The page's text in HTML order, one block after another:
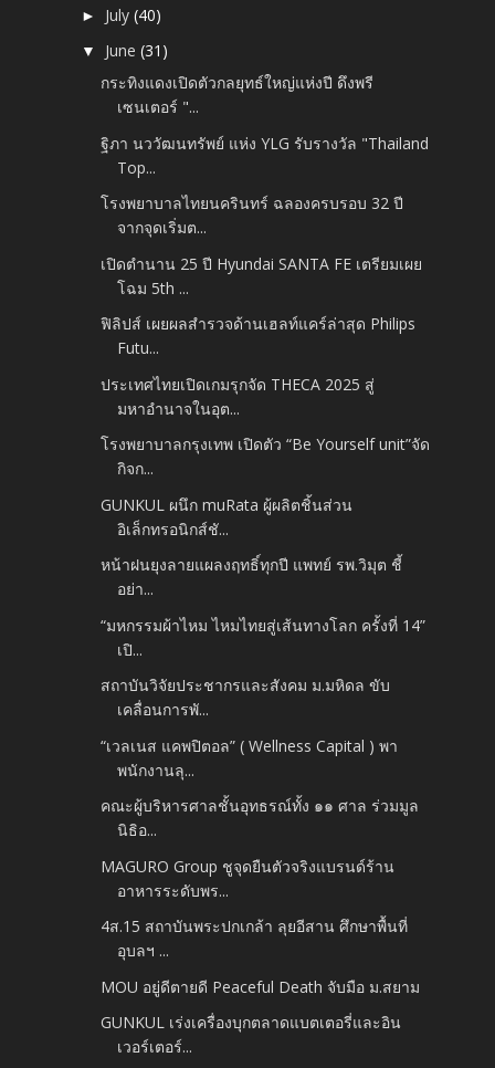
► July(40)
▼ June(31)
กระทิงแดงเปิดตัวกลยุทธ์ใหญ่แห่งปี ดึงพรี
เซนเตอร์ "...
ฐิภา นววัฒนทรัพย์ แห่ง YLG รับรางวัล "Thailand
Top...
โรงพยาบาลไทยนครินทร์ ฉลองครบรอบ 32 ปี
จากจุดเริ่มต...
เปิดตำนาน 25 ปี Hyundai SANTA FE เตรียมเผย
โฉม 5th ...
ฟิลิปส์ เผยผลสำรวจด้านเฮลท์แคร์ล่าสุด Philips
Futu...
ประเทศไทยเปิดเกมรุกจัด THECA 2025 สู่
มหาอำนาจในอุต...
โรงพยาบาลกรุงเทพ เปิดตัว “Be Yourself unit”จัด
กิจก...
GUNKUL ผนึก muRata ผู้ผลิตชิ้นส่วน
อิเล็กทรอนิกส์ชั...
หน้าฝนยุงลายแผลงฤทธิ์ทุกปี แพทย์ รพ.วิมุต ชี้
อย่า...
“มหกรรมผ้าไหม ไหมไทยสู่เส้นทางโลก ครั้งที่ 14”
เปิ...
สถาบันวิจัยประชากรและสังคม ม.มหิดล ขับ
เคลื่อนการพั...
“เวลเนส แคพปิตอล” ( Wellness Capital ) พา
พนักงานลุ...
คณะผู้บริหารศาลชั้นอุทธรณ์ทั้ง ๑๑ ศาล ร่วมมูล
นิธิอ...
MAGURO Group ชูจุดยืนตัวจริงแบรนด์ร้าน
อาหารระดับพร...
4ส.15 สถาบันพระปกเกล้า ลุยอีสาน ศึกษาพื้นที่
อุบลฯ ...
MOU อยู่ดีตายดี Peaceful Death จับมือ ม.สยาม
GUNKUL เร่งเครื่องบุกตลาดแบตเตอรี่และอิน
เวอร์เตอร์...